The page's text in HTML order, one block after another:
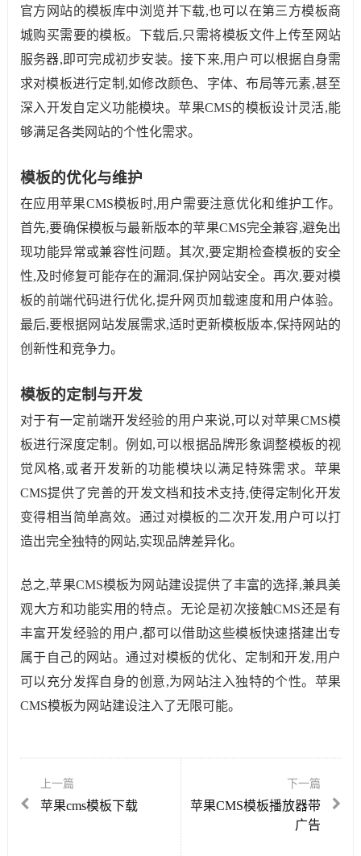
官方网站的模板库中浏览并下载,也可以在第三方模板商
城购买需要的模板。下载后,只需将模板文件上传至网站
服务器,即可完成初步安装。接下来,用户可以根据自身需
求对模板进行定制,如修改颜色、字体、布局等元素,甚至
深入开发自定义功能模块。苹果CMS的模板设计灵活,能
够满足各类网站的个性化需求。
模板的优化与维护
在应用苹果CMS模板时,用户需要注意优化和维护工作。
首先,要确保模板与最新版本的苹果CMS完全兼容,避免出
现功能异常或兼容性问题。其次,要定期检查模板的安全
性,及时修复可能存在的漏洞,保护网站安全。再次,要对模
板的前端代码进行优化,提升网页加载速度和用户体验。
最后,要根据网站发展需求,适时更新模板版本,保持网站的
创新性和竞争力。
模板的定制与开发
对于有一定前端开发经验的用户来说,可以对苹果CMS模
板进行深度定制。例如,可以根据品牌形象调整模板的视
觉风格,或者开发新的功能模块以满足特殊需求。苹果
CMS提供了完善的开发文档和技术支持,使得定制化开发
变得相当简单高效。通过对模板的二次开发,用户可以打
造出完全独特的网站,实现品牌差异化。
总之,苹果CMS模板为网站建设提供了丰富的选择,兼具美
观大方和功能实用的特点。无论是初次接触CMS还是有
丰富开发经验的用户,都可以借助这些模板快速搭建出专
属于自己的网站。通过对模板的优化、定制和开发,用户
可以充分发挥自身的创意,为网站注入独特的个性。苹果
CMS模板为网站建设注入了无限可能。
上一篇
苹果cms模板下载
下一篇
苹果CMS模板播放器带
广告